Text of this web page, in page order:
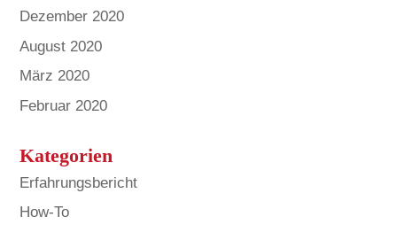
Dezember 2020
August 2020
März 2020
Februar 2020
Kategorien
Erfahrungsbericht
How-To